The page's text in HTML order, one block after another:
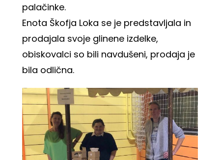
palačinke.
Enota Škofja Loka se je predstavljala in
prodajala svoje glinene izdelke,
obiskovalci so bili navdušeni, prodaja je
bila odlična.